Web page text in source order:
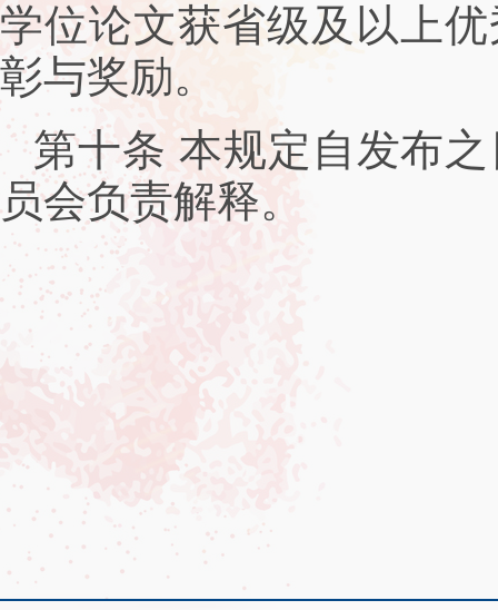
学位论文获省级及以上
彰与奖励。
第十条 本规定自发布
员会负责解释。